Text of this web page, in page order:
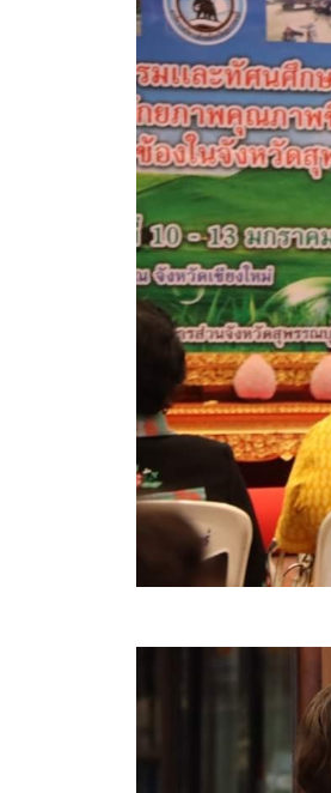
สรุปผลการประเมินความพึง
ระบบสืบค้นข้อมูล ประกา
Document
คลินิกเซ็นเตอร์
แบบฟอร์มบริหารงานบุคคล
รายงานตรวจสอบภายใน
รายงานเครื่องจักรกล อบจ.
ศูนย์อำนวยการการเลือก
งานแผนการบริหารจัดการ